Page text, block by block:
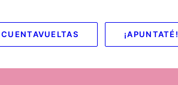
CUENTAVUELTAS ¡APUNTATÉ!